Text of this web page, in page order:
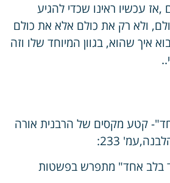
,אז עכשיו ראינו שכדי להגיע
ולא רק את כולם אלא את כולם
איך שהוא, בגוון המיוחד שלו וזה
קטע מקסים של הרבנית אורה
233:
בלב אחד" מתפרש בפשטות